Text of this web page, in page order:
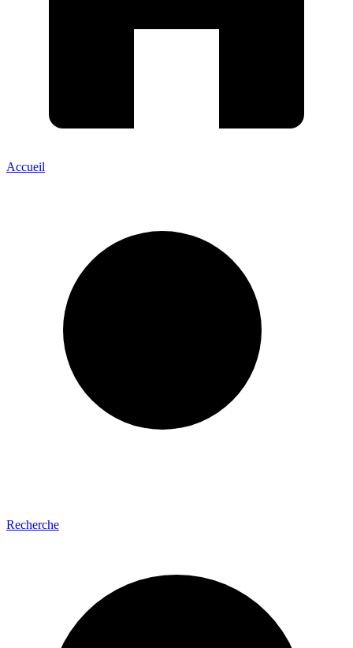
Accueil
Recherche